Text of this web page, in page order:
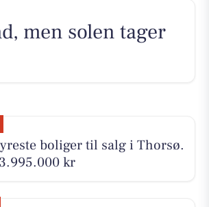
men solen tager
boliger til salg i Thorsø.
kr